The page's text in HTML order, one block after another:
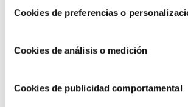
Cookies de preferencias o
Cookies de análisis o medición
Cookies de publicidad comportamental
¿Ya tienes claro en qué arrocería de
Disfruta de los mejores platos
de arroz y explora nuevos sabores y